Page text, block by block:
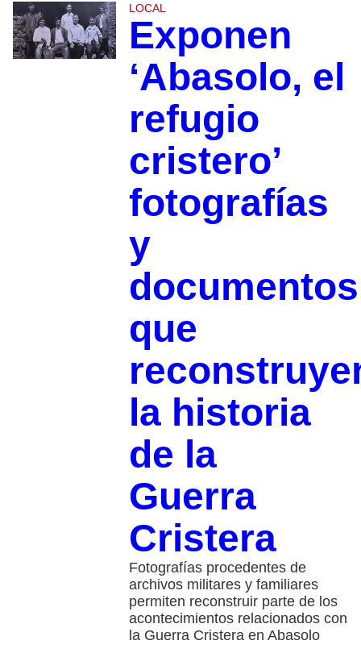
LOCAL
Exponen
‘Abasolo, el
refugio
cristero’
fotografías
y
documentos
que
la historia
de la
Guerra
Cristera
Fotografías procedentes de
archivos militares y familiares
permiten reconstruir parte de los
acontecimientos relacionados con
la Guerra Cristera en Abasolo